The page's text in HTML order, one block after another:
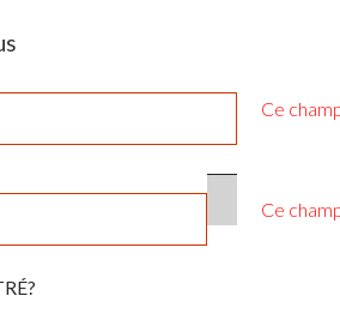
Ce
Ce